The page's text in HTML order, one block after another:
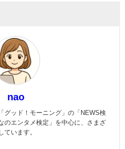
nao
グッド！モーニング」の「NEWS検
のエンタメ検定」を中心に、さまざ
ています。